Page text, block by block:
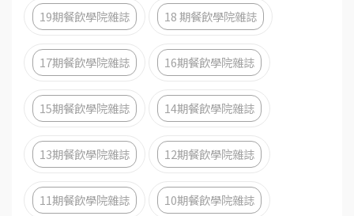
19期餐飲學院雜誌 18 期餐飲學院雜誌
17期餐飲學院雜誌 16期餐飲學院雜誌
15期餐飲學院雜誌 14期餐飲學院雜誌
13期餐飲學院雜誌 12期餐飲學院雜誌
11期餐飲學院雜誌 10期餐飲學院雜誌